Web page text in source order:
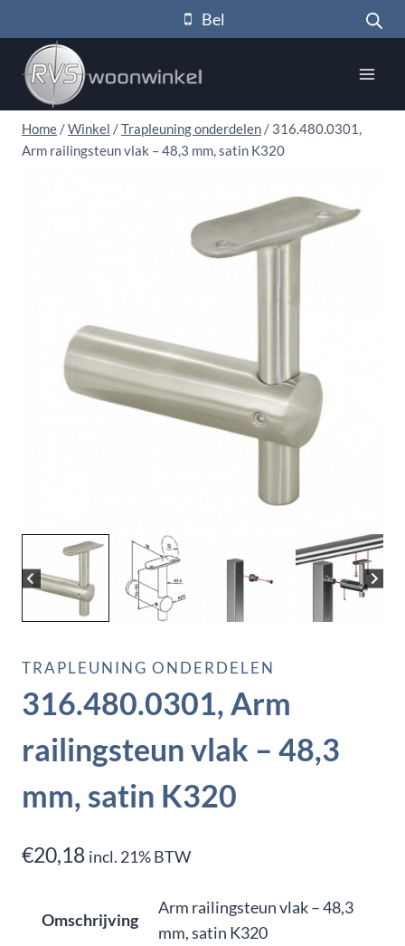
naar
inhoud
Bel
Home /Winkel /Trapleuning onderdelen / 316.480.0301,
Arm railingsteun vlak – 48,3 mm, satin K320
TRAPLEUNING ONDERDELEN
316.480.0301, Arm
railingsteun vlak – 48,3
mm, satin K320
€20,18 incl. 21% BTW
Omschrijving
Arm railingsteun vlak – 48,3
mm, satin K320